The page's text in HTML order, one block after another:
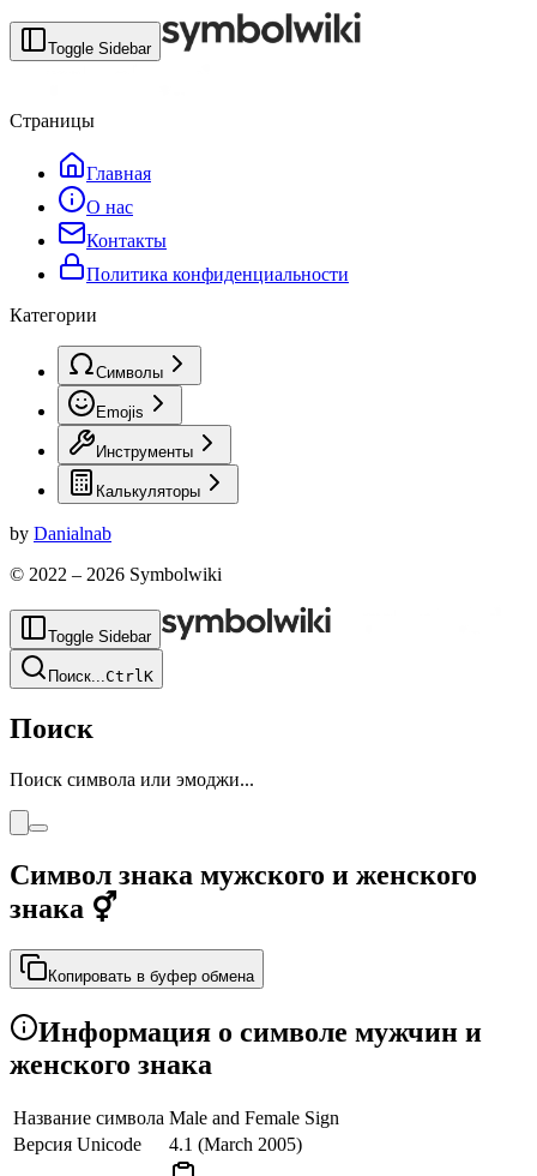
Toggle Sidebar
Страницы
Главная
О нас
Контакты
Политика конфиденциальности
Категории
Символы
Emojis
Инструменты
Калькуляторы
by Danialnab
© 2022 – 2026 Symbolwiki
Toggle Sidebar
Поиск...CtrlK
Поиск
Поиск символа или эмоджи...
Символ знака мужского и женского
знака ⚥
Копировать в буфер обмена
Информация о символе мужчин и
женского знака
Название символа Male and Female Sign
Версия Unicode
4.1 (March 2005)